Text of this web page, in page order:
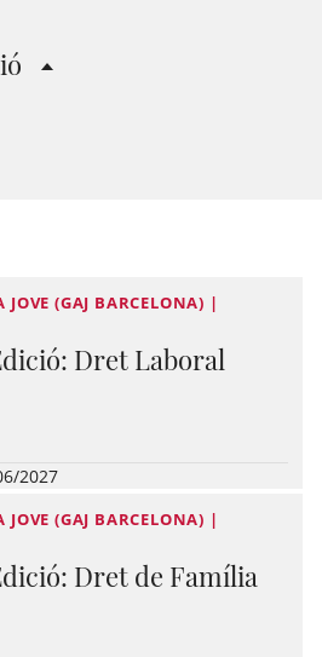
JOVE (GAJ BARCELONA) |
Dret Laboral
2027
JOVE (GAJ BARCELONA) |
Dret de Família